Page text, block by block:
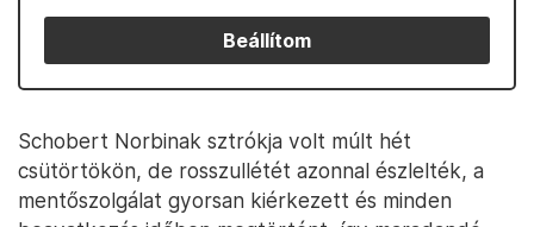
Beállítom
Schobert Norbinak sztrókja volt múlt hét
csütörtökön, de rosszullétét azonnal észlelték, a
mentőszolgálat gyorsan kiérkezett és minden